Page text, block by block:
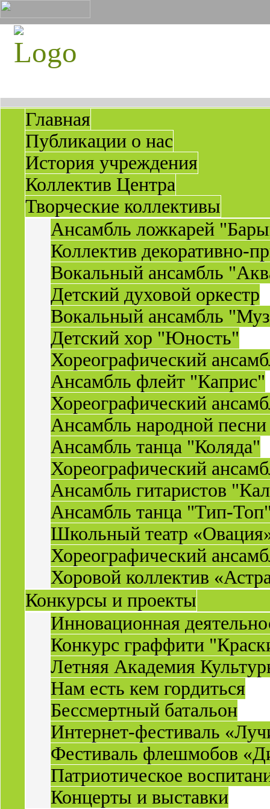
Главная
Публикации о нас
История учреждения
Коллектив Центра
Творческие коллективы
Ансамбль ложкарей
Коллектив декоративно-
Вокальный ансамбль
Детский духовой оркестр
Вокальный ансамбль
Детский хор "Юность"
Хореографический
Ансамбль флейт "Каприс"
Хореографический
Ансамбль народной
Ансамбль танца "Коляда"
Хореографический
Ансамбль гитаристов
Ансамбль танца "Тип-
Школьный театр
Хореографический
Хоровой коллектив
Конкурсы и проекты
Инновационная
Конкурс граффити
Летняя Академия
Нам есть кем гордиться
Бессмертный батальон
Интернет-фестиваль
Фестиваль флешмобов
Патриотическое
Концерты и выставки